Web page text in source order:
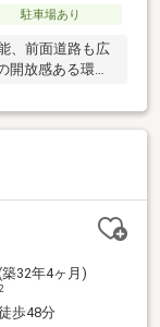
駐車場あり
、前面道路も広
放感ある環境
32年4ヶ月)
2
歩48分